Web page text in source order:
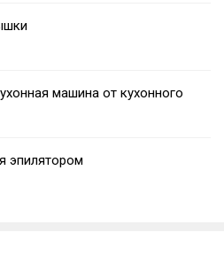
машина от кухонного
эпилятором